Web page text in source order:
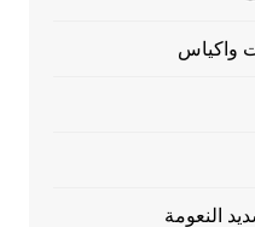
واكياس
النعومة